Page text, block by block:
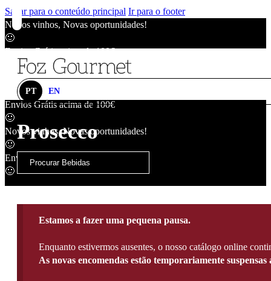
Saltar para o conteúdo principal Ir para o footer
Novos vinhos, Novas oportunidades!
🙂
Envios Grátis acima de 100€
Novos vinhos, Novas oportunidades!
Envios Grátis acima de 100€
🙂
Novos vinhos, Novas oportunidades!
🙂
Envios Grátis acima de 100€
🙂
PT EN
Prosecco
Estamos a fazer uma pequena pausa.
Enquanto estivermos ausentes, o nosso catálogo online
As novas encomendas estão temporariamente suspensas